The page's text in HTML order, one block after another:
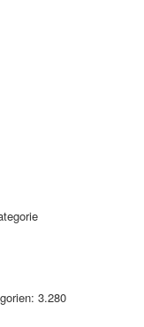
3.280